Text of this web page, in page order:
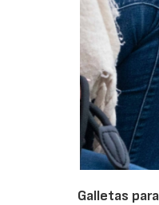
Galletas